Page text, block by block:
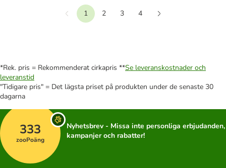
Föregående
1 2 3
4
*Rek. pris = Rekommenderat cirkapris **Se leveranskostnader och
leveranstid
"Tidigare pris" = Det lägsta priset på produkten under de senaste 30
dagarna
333
zooPoäng
Nyhetsbrev - Missa inte personliga erbjudanden,
kampanjer och rabatter!